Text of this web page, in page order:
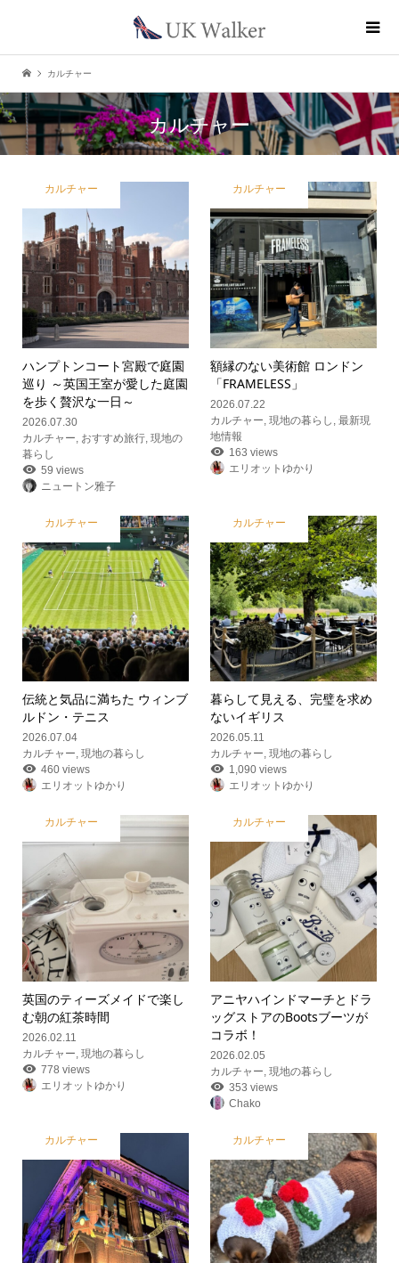
カルチャー
カルチャー
カルチャー
ハンプトンコート宮殿で庭園
巡り ～英国王室が愛した庭園
を歩く贅沢な一日～
2026.07.30
カルチャー おすすめ旅行, 現地の
暮らし
59 views
ニュートン雅子
カルチャー
額縁のない美術館 ロンドン
「FRAMELESS」
2026.07.22
カルチャー ,現地の暮らし ,最新現
地情報
163 views
エリオットゆかり
カルチャー
伝統と気品に満ちた ウィンブ
ルドン・テニス
2026.07.04
カルチャー, 現地の暮らし
460 views
エリオットゆかり
カルチャー
暮らして見える、完璧を求め
ないイギリス
2026.05.11
カルチャー,現地の暮らし
1,090 views
エリオットゆかり
カルチャー
英国のティーズメイドで楽し
む朝の紅茶時間
2026.02.11
カルチャー, 現地の暮らし
778 views
エリオットゆかり
カルチャー
アニヤハインドマーチとドラ
ッグストアのBootsブーツが
コラボ！
2026.02.05
カルチャー,現地の暮らし
353 views
Chako
カルチャー カルチャー